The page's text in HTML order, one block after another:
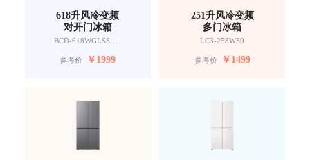
618升风冷变频
对开门冰箱
BCD-618WGLSSEDW9
参考价 ￥1999
251升风冷变频
多门冰箱
LC3-258WS9
参考价 ￥1499